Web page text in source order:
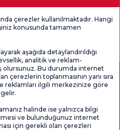
çerezler kullanılmaktadır. Hangi
konusunda tamamen
aşağıda detaylandırıldığı
analitik ve reklam-
olursunuz. Bu durumda internet
çerezlerin toplanmasının yanı sıra
ilgili merkezinize göre
halinde ise yalnızca bilgi
ve bulunduğunuz internet
için gerekli olan çerezleri